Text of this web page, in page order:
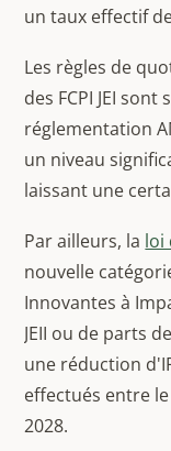
un taux effectif
Les règles de
des FCPI JEI
réglementation
un niveau
laissant une
Par ailleurs, la loi
nouvelle
Innovantes à
JEII ou de parts
une réduction
effectués entre
2028.